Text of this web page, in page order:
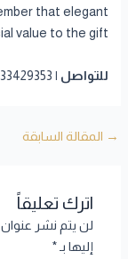
that elegant
value to the gift.
للتواصل | Contact:
→ المقالة السابقة
اترك تعليقاً
لن يتم نشر عنوان
إليها بـ*